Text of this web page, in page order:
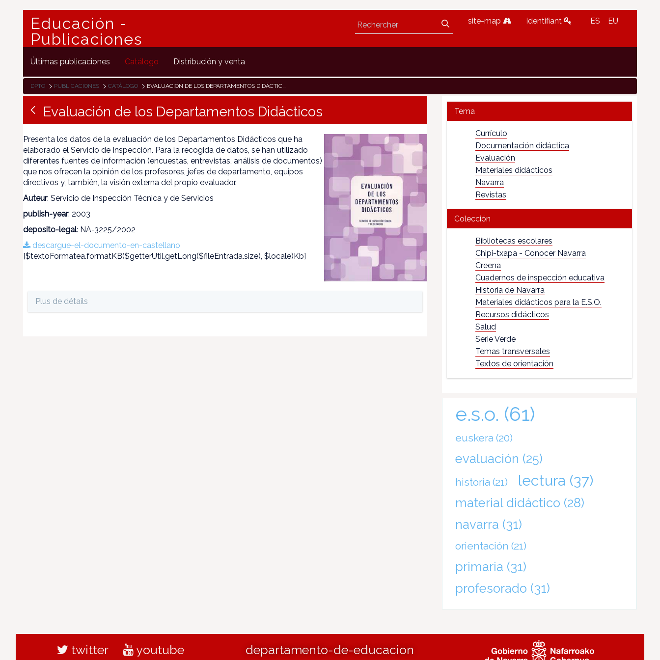
Educación -
Publicaciones
site-map Identifiant ES EU
Últimas publicaciones Catálogo Distribución y venta
DPTO PUBLICACIONES CATÁLOGO EVALUACIÓN DE LOS DEPARTAMENTOS DIDÁCTICOS
Evaluación de los Departamentos Didácticos
Presenta los datos de la evaluación de los Departamentos Didácticos que ha
elaborado el Servicio de Inspección. Para la recogida de datos, se han utilizado
diferentes fuentes de información (encuestas, entrevistas, análisis de documentos)
que nos ofrecen la opinión de los profesores, jefes de departamento, equipos
directivos y, también, la visión externa del propio evaluador.
Auteur: Servicio de Inspección Técnica y de Servicios
publish-year: 2003
deposito-legal: NA-3225/2002
descargue-el-documento-en-castellano
[$textoFormatea.formatKB($getterUtil.getLong($fileEntrada.size), $locale)Kb]
Plus de détails
Tema
Currículo
Documentación didáctica
Evaluación
Materiales didácticos
Navarra
Revistas
Colección
Bibliotecas escolares
Chipi-txapa - Conocer Navarra
Creena
Cuadernos de inspección educativa
Historia de Navarra
Materiales didácticos para la E.S.O.
Recursos didácticos
Salud
Serie Verde
Temas transversales
Textos de orientación
e.s.o. (61)
euskera (20)
evaluación (25)
historia (21) lectura (37)
material didáctico (28)
navarra (31)
orientación (21)
primaria (31)
profesorado (31)
twitter youtube departamento-de-educacion